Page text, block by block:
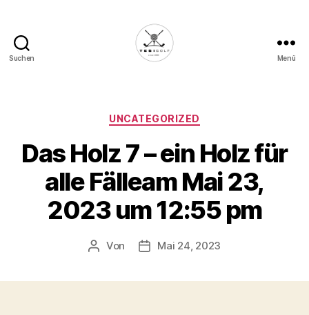
Suchen
Deine
Plattform
für
Golfbegeisterte!
Menü
Kategorien
UNCATEGORIZED
Das Holz 7 – ein Holz für
alle Fälleam Mai 23,
2023 um 12:55 pm
Beitragsautor
Von Veröffentlichungsdatum
Mai 24, 2023